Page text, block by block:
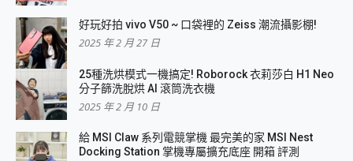
好玩好拍 vivo V50 ~ 口袋裡的 Zeiss 潮流攝影棚!
2025 年 2 月 27 日
25種洗烘模式一機搞定! Roborock 衣莉莎白 H1 Neo
分子篩洗脫烘 AI 滾筒洗衣機
2025 年 2 月 10 日
給 MSI Claw 系列電競掌機 最完美的家 MSI Nest
Docking Station 掌機專屬擴充底座 開箱 評測